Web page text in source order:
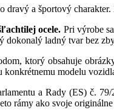
a športový
ocele. Pri výrobe
dokonalý ladný tvar bez
ktorý obsahuje
modelu
a Rady (ES) č.
rámy ako svoje originálne